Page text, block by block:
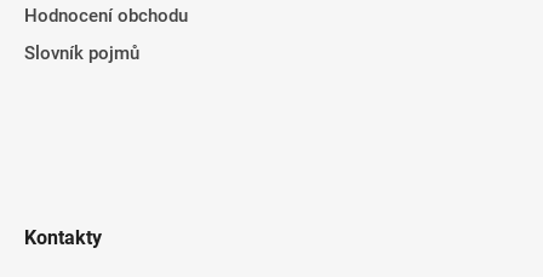
Hodnocení obchodu
Slovník pojmů
Kontakty